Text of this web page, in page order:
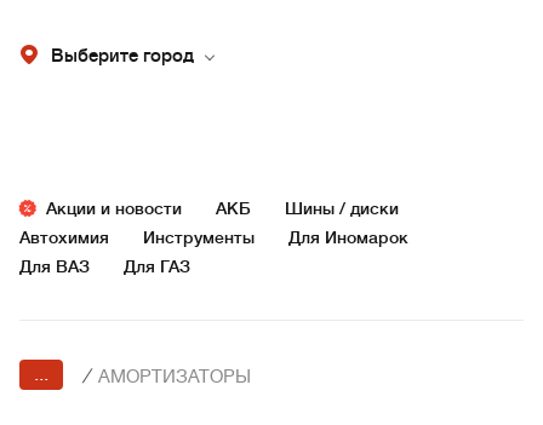
Выберите город
Акции и новости АКБ
Шины / диски
Автохимия
Инструменты
Для Иномарок
Для ВАЗ
Для ГАЗ
... / АМОРТИЗАТОРЫ